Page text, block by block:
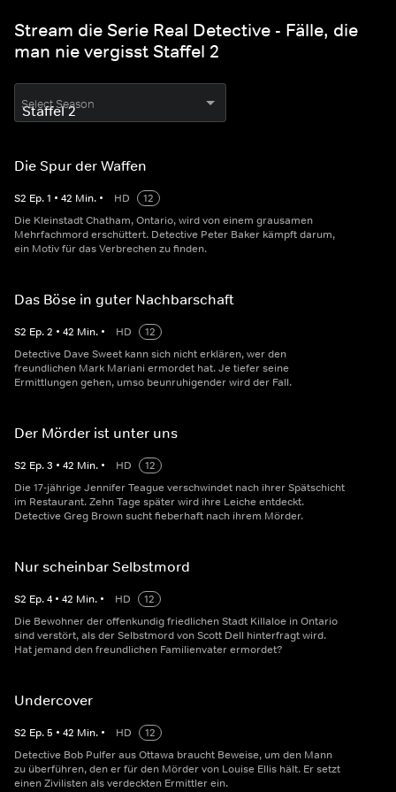
Stream die Serie Real Detective - Fälle, die
man nie vergisst Staffel 2
Select Season
Die Spur der Waffen
S2 Ep.1 • 42 Min. • HD
12
Die Kleinstadt Chatham, Ontario, wird von einem grausamen
Mehrfachmord erschüttert. Detective Peter Baker kämpft darum,
ein Motiv für das Verbrechen zu finden.
Das Böse in guter Nachbarschaft
S2 Ep.2 • 42 Min. • HD
12
Detective Dave Sweet kann sich nicht erklären, wer den
freundlichen Mark Mariani ermordet hat. Je tiefer seine
Ermittlungen gehen, umso beunruhigender wird der Fall.
Der Mörder ist unter uns
S2 Ep.3 • 42 Min. • HD
12
Die 17-jährige Jennifer Teague verschwindet nach ihrer Spätschicht
im Restaurant. Zehn Tage später wird ihre Leiche entdeckt.
Detective Greg Brown sucht fieberhaft nach ihrem Mörder.
Nur scheinbar Selbstmord
S2 Ep.4 • 42 Min. • HD
12
Die Bewohner der offenkundig friedlichen Stadt Killaloe in Ontario
sind verstört, als der Selbstmord von Scott Dell hinterfragt wird.
Hat jemand den freundlichen Familienvater ermordet?
Undercover
S2 Ep.5 • 42 Min. • HD
12
Detective Bob Pulfer aus Ottawa braucht Beweise, um den Mann
zu überführen, den er für den Mörder von Louise Ellis hält. Er setzt
einen Zivilisten als verdeckten Ermittler ein.